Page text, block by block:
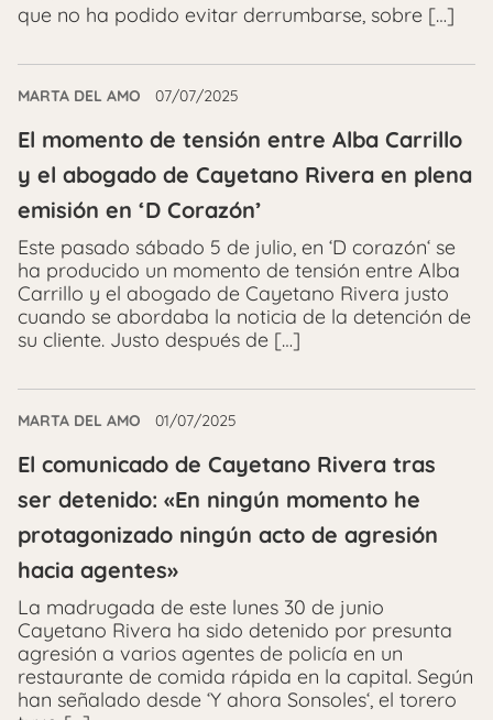
que no ha podido evitar derrumbarse, sobre […]
MARTA DEL AMO 07/07/2025
El momento de tensión entre Alba Carrillo
y el abogado de Cayetano Rivera en plena
emisión en ‘D Corazón’
Este pasado sábado 5 de julio, en ‘D corazón‘ se
ha producido un momento de tensión entre Alba
Carrillo y el abogado de Cayetano Rivera justo
cuando se abordaba la noticia de la detención de
su cliente. Justo después de […]
MARTA DEL AMO 01/07/2025
El comunicado de Cayetano Rivera tras
ser detenido: «En ningún momento he
protagonizado ningún acto de agresión
hacia agentes»
La madrugada de este lunes 30 de junio
Cayetano Rivera ha sido detenido por presunta
agresión a varios agentes de policía en un
restaurante de comida rápida en la capital. Según
han señalado desde ‘Y ahora Sonsoles‘, el torero